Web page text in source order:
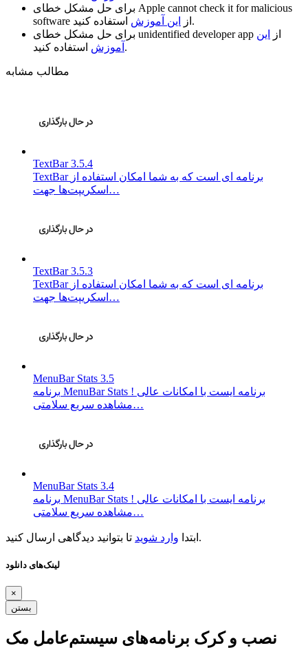
Apple cannot check it for malicious
software
از این آموزش
استفاده کنید.
unidentified developer app از
این
آموزش استفاده کنید.
مطالب مشابه
TextBar 3.5.4
TextBar برنامه ای است که به شما امکان استفاده از
اسکریپت‌ها جهت…
TextBar 3.5.3
TextBar برنامه ای است که به شما امکان استفاده از
اسکریپت‌ها جهت…
MenuBar Stats 3.5
برنامه MenuBar Stats برنامه ایست با امکانات عالی !
مشاهده سریع سلامتی…
MenuBar Stats 3.4
برنامه MenuBar Stats برنامه ایست با امکانات عالی !
مشاهده سریع سلامتی…
ابتدا وارد شوید تا بتوانید دیدگاهی ارسال کنید.
لینک‌های دانلود
×
بستن
نصب و کرک برنامه‌های سیستم‌عامل مک